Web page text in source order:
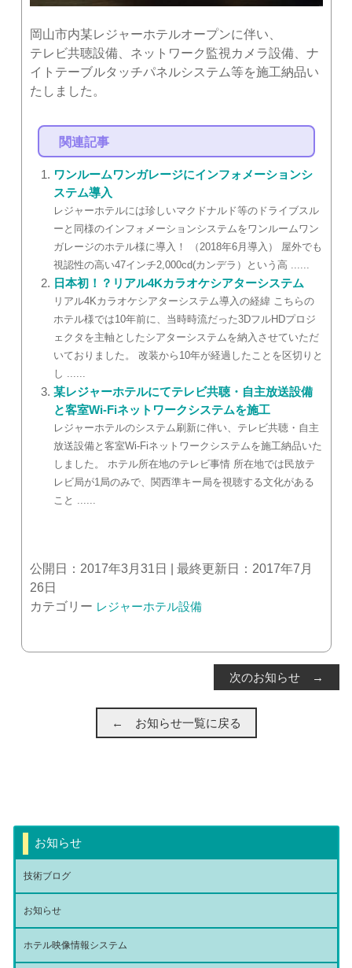
岡山市内某レジャーホテルオープンに伴い、
テレビ共聴設備、ネットワーク監視カメラ設備、ナ
イトテーブルタッチパネルシステム等を施工納品い
たしました。
関連記事
ワンルームワンガレージにインフォメーションシ
ステム導入
レジャーホテルには珍しいマクドナルド等のドライブスル
ーと同様のインフォメーションシステムをワンルームワン
ガレージのホテル様に導入！ （2018年6月導入） 屋外でも
視認性の高い47インチ2,000cd(カンデラ）という高 ......
日本初！？リアル4Kカラオケシアターシステム
リアル4Kカラオケシアターシステム導入の経緯 こちらの
ホテル様では10年前に、当時時流だった3DフルHDプロジ
ェクタを主軸としたシアターシステムを納入させていただ
いておりました。 改装から10年が経過したことを区切りと
し ......
某レジャーホテルにてテレビ共聴・自主放送設備
と客室Wi-Fiネットワークシステムを施工
レジャーホテルのシステム刷新に伴い、テレビ共聴・自主
放送設備と客室Wi-Fiネットワークシステムを施工納品いた
しました。 ホテル所在地のテレビ事情 所在地では民放テ
レビ局が1局のみで、関西準キー局を視聴する文化がある
こと ......
公開日：2017年3月31日 | 最終更新日：2017年7月
26日
カテゴリー レジャーホテル設備
次のお知らせ →
← お知らせ一覧に戻る
お知らせ
技術ブログ
お知らせ
ホテル映像情報システム